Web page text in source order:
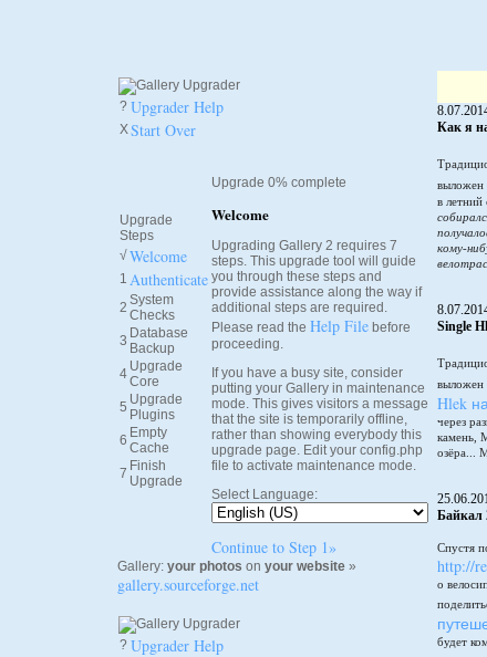
? Upgrader Help
XStart Over
Upgrade
Steps
√ Welcome
1 Authenticate
2 System
Checks
3 Database
Backup
4 Upgrade
Core
5 Upgrade
Plugins
6 Empty
Cache
7 Finish
Upgrade
Upgrade 0% complete
Welcome
Upgrading Gallery 2 requires 7
steps. This upgrade tool will guide
you through these steps and
provide assistance along the way if
additional steps are required.
Please read the Help File before
proceeding.
If you have a busy site, consider
putting your Gallery in maintenance
mode. This gives visitors a message
that the site is temporarily offline,
rather than showing everybody this
upgrade page. Edit your config.php
file to activate maintenance mode.
Select Language:
Continue to Step 1»
Gallery: your photos on your website »
gallery.sourceforge.net
? Upgrader Help
Как я
выложен
в
кому-
Single
выложен
Hlek
через
камень,
озёра...
Байкал
Спустя
http://
о
будет